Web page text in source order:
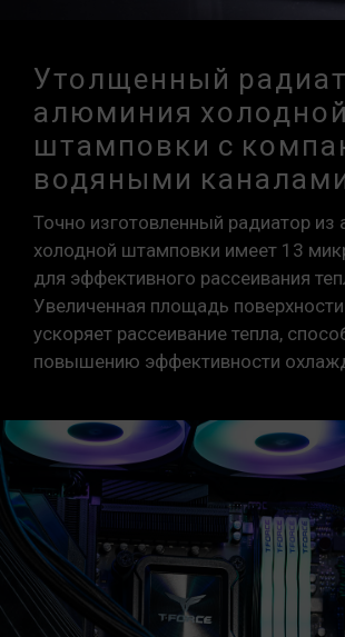
Утолщенный
алюминия холодной
штамповки с
водяными
Точно изготовленный радиатор из
холодной штамповки имеет 13
для эффективного рассеивания
Увеличенная площадь
ускоряет рассеивание тепла,
повышению эффективности